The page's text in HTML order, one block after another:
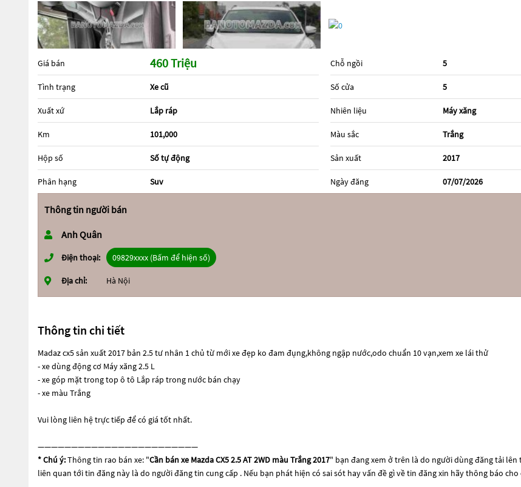
Giá bán 460 Triệu
Tình trạng Xe cũ
Xuất xứ Lắp ráp
Km 101,000
Hộp số Số tự động
Phân hạng Suv
Chỗ ngồi 5
Số cửa 5
Nhiên liệu Máy xăng
Màu sắc Trắng
Sản xuất 2017
Ngày đăng 07/07/2026
Thông tin người bán
Anh Quân
Điện thoại: 09829xxxx (Bấm để hiện số)
Địa chỉ: Hà Nội
Thông tin chi tiết
Madaz cx5 sản xuất 2017 bản 2.5 tư nhân 1 chủ từ mới xe đẹp ko đam đụng,không ngập nước,odo chuẩn 10 vạn,xem xe lái thử
- xe dùng động cơ Máy xăng 2.5 L
- xe góp mặt trong top ô tô Lắp ráp trong nước bán chạy
- xe màu Trắng
Vui lòng liên hệ trực tiếp để có giá tốt nhất.
————————————————————————
* Chú ý:Thông tin rao bán xe: "Cần bán xe Mazda CX5 2.5 AT 2WD màu Trắng 2017" bạn đang xem ở trên là do người dùng đăng tải
liên quan tới tin đăng này là do người đăng tin cung cấp . Nếu bạn phát hiện có sai sót hay vấn đề gì về tin đăng xin hãy thông báo